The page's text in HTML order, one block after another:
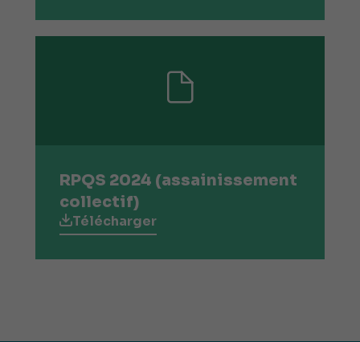
RPQS 2024 (assainissement
collectif)
Télécharger